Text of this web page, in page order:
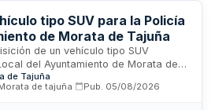
alcanza más de
tipo SUV para la Policía
de Morata de Tajuña
de un vehículo tipo SUV
del Ayuntamiento de Morata de
el vehículo nuevo, equipamiento
documentación
de Tajuña
de tajuña Pub. 05/08/2026